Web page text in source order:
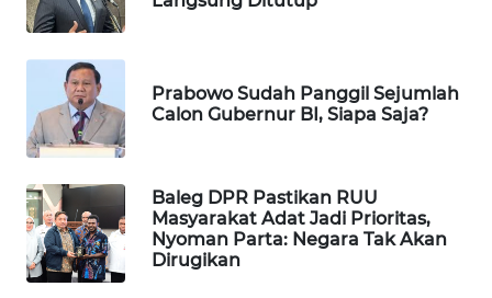
Prabowo Sudah Panggil Sejumlah
Calon Gubernur BI, Siapa Saja?
Baleg DPR Pastikan RUU
Masyarakat Adat Jadi Prioritas,
Nyoman Parta: Negara Tak Akan
Dirugikan
Wahana
Network
KONSUMEN
LISTRIK
KELISTRIKAN
WALINKI
ID